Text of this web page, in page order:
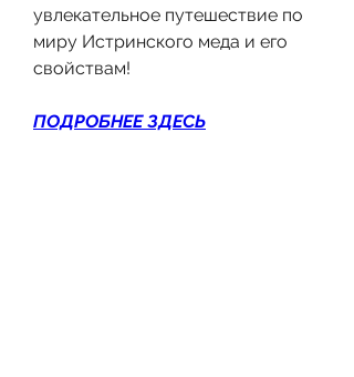
увлекательное путешествие по
миру Истринского меда и его
свойствам!
ПОДРОБНЕЕ ЗДЕСЬ